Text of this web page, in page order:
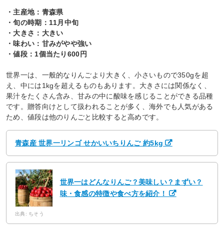
・主産地：青森県
・旬の時期：11月中旬
・大きさ：大きい
・味わい：甘みがやや強い
・値段：1個当たり600円
世界一は、一般的なりんごより大きく、小さいもので350gを超
え、中には1kgを超えるものもあります。大きさには関係なく、
果汁をたくさん含み、甘みの中に酸味を感じることができる品種
です。贈答向けとして扱われることが多く、海外でも人気がある
ため、値段は他のりんごと比較すると高めです。
青森産 世界一リンゴ せかいいちりんご 約5kg
世界一はどんなりんご？美味しい？まずい？
味・食感の特徴や食べ方を紹介！
出典: ちそう